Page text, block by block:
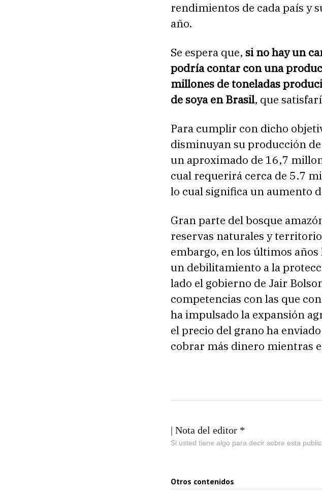
rendimientos de cada país y
año.
Se espera que, si no hay un
podría contar con una
millones de toneladas
de soya en Brasil, que
Para cumplir con dicho
disminuyan su producción
un aproximado de 16,7
cual requerirá cerca de 5.7
lo cual significa un aumento
Gran parte del bosque
reservas naturales y
embargo, en los últimos
un debilitamiento a la
lado el gobierno de Jair
competencias con las que
ha impulsado la expansión
el precio del grano ha
cobrar más dinero mientras
| Nota del editor *
Si usted tiene algo para decir sobre esta
Otros contenidos